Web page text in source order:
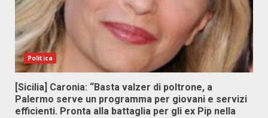
Politica
[Sicilia] Caronia: “Basta valzer di poltrone, a
Palermo serve un programma per giovani e servizi
efficienti. Pronta alla battaglia per gli ex Pip nella